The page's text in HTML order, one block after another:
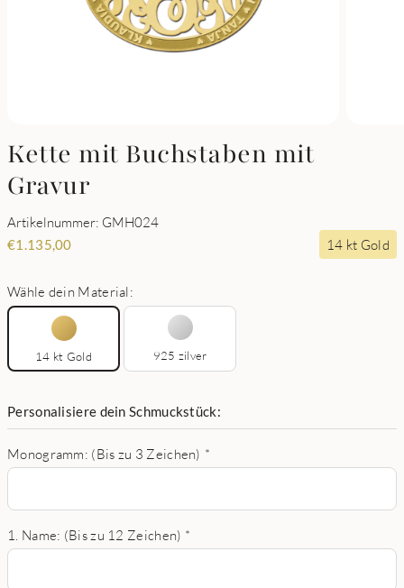
Kette mit Buchstaben mit
Gravur
Artikelnummer: GMH024
€1.135,00 14 kt Gold
Wähle dein Material:
14 kt Gold 925 zilver
Personalisiere dein Schmuckstück:
Monogramm: (Bis zu 3 Zeichen) *
1. Name: (Bis zu 12 Zeichen) *